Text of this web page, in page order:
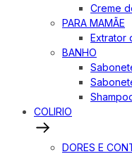
Creme
PARA MAMÃE
Extrator
BANHO
COLIRIO
DORES E